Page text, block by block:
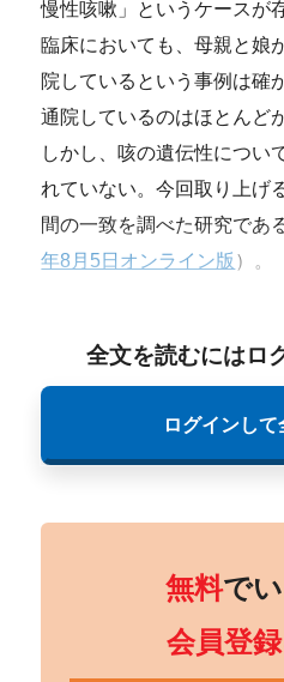
慢性咳嗽」というケースが
臨床においても、母親と娘
院しているという事例は確
通院しているのはほとんど
しかし、咳の遺伝性につい
れていない。今回取り上げ
間の一致を調べた研究であ
年8月5日オンライン版 ）。
全文を読むにはロ
ログインし
無料で
会員登録